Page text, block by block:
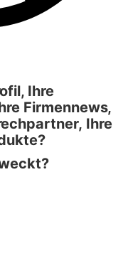
Ihre
Firmennews,
Ihre